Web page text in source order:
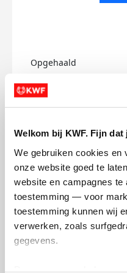
Welkom bij KWF. Fijn
We gebruiken cookies en
onze website goed te
website en campagnes
toestemming — voor
toestemming kunnen wij
verwerken, zoals
gegevens.
Opgehaald